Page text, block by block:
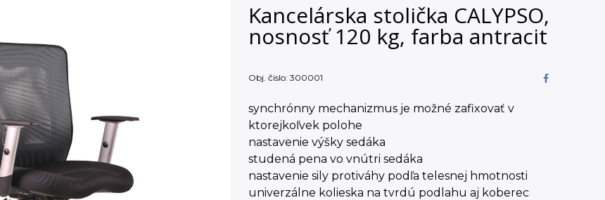
Kancelárska stolička CALYPSO,
nosnosť 120 kg, farba antracit
Obj. čislo: 300001
synchrónny mechanizmus je možné zafixovať v
ktorejkoľvek polohe
nastavenie výšky sedáka
studená pena vo vnútri sedáka
nastavenie sily protiváhy podľa telesnej hmotnosti
univerzálne kolieska na tvrdú podlahu aj koberec